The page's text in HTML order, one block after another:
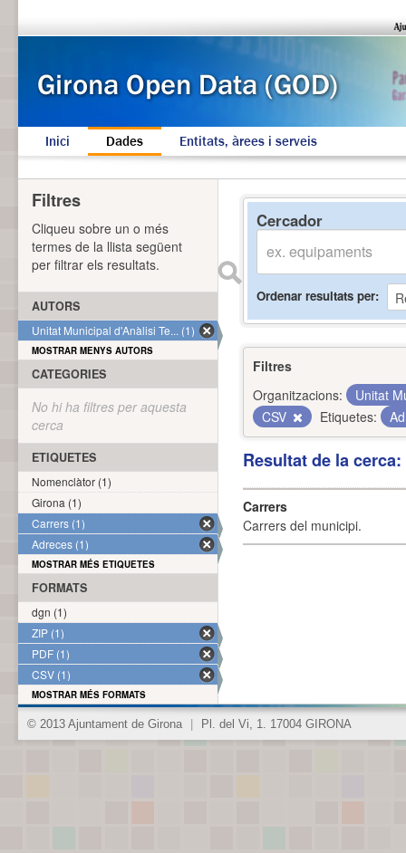
Inici Dades Entitats, àrees i serveis
Cercador
Ordenar resultats per
Filtres
Organitzacions:
Unitat
CSV
Etiquetes:
Resultat de la
Carrers
Carrers del municipi.
Filtres
Cliqueu sobre un o més
termes de la llista següent
per filtrar els resultats.
AUTORS
Unitat Municipal d'Anàlisi Te... (1)
MOSTRAR MENYS AUTORS
CATEGORIES
No hi ha filtres per aquesta
cerca
ETIQUETES
Nomenclàtor (1)
Girona (1)
Carrers (1)
Adreces (1)
MOSTRAR MÉS ETIQUETES
FORMATS
dgn (1)
ZIP (1)
PDF (1)
CSV (1)
MOSTRAR MÉS FORMATS
© 2013 Ajuntament de Girona Pl. del Vi, 1. 17004 GIRONA